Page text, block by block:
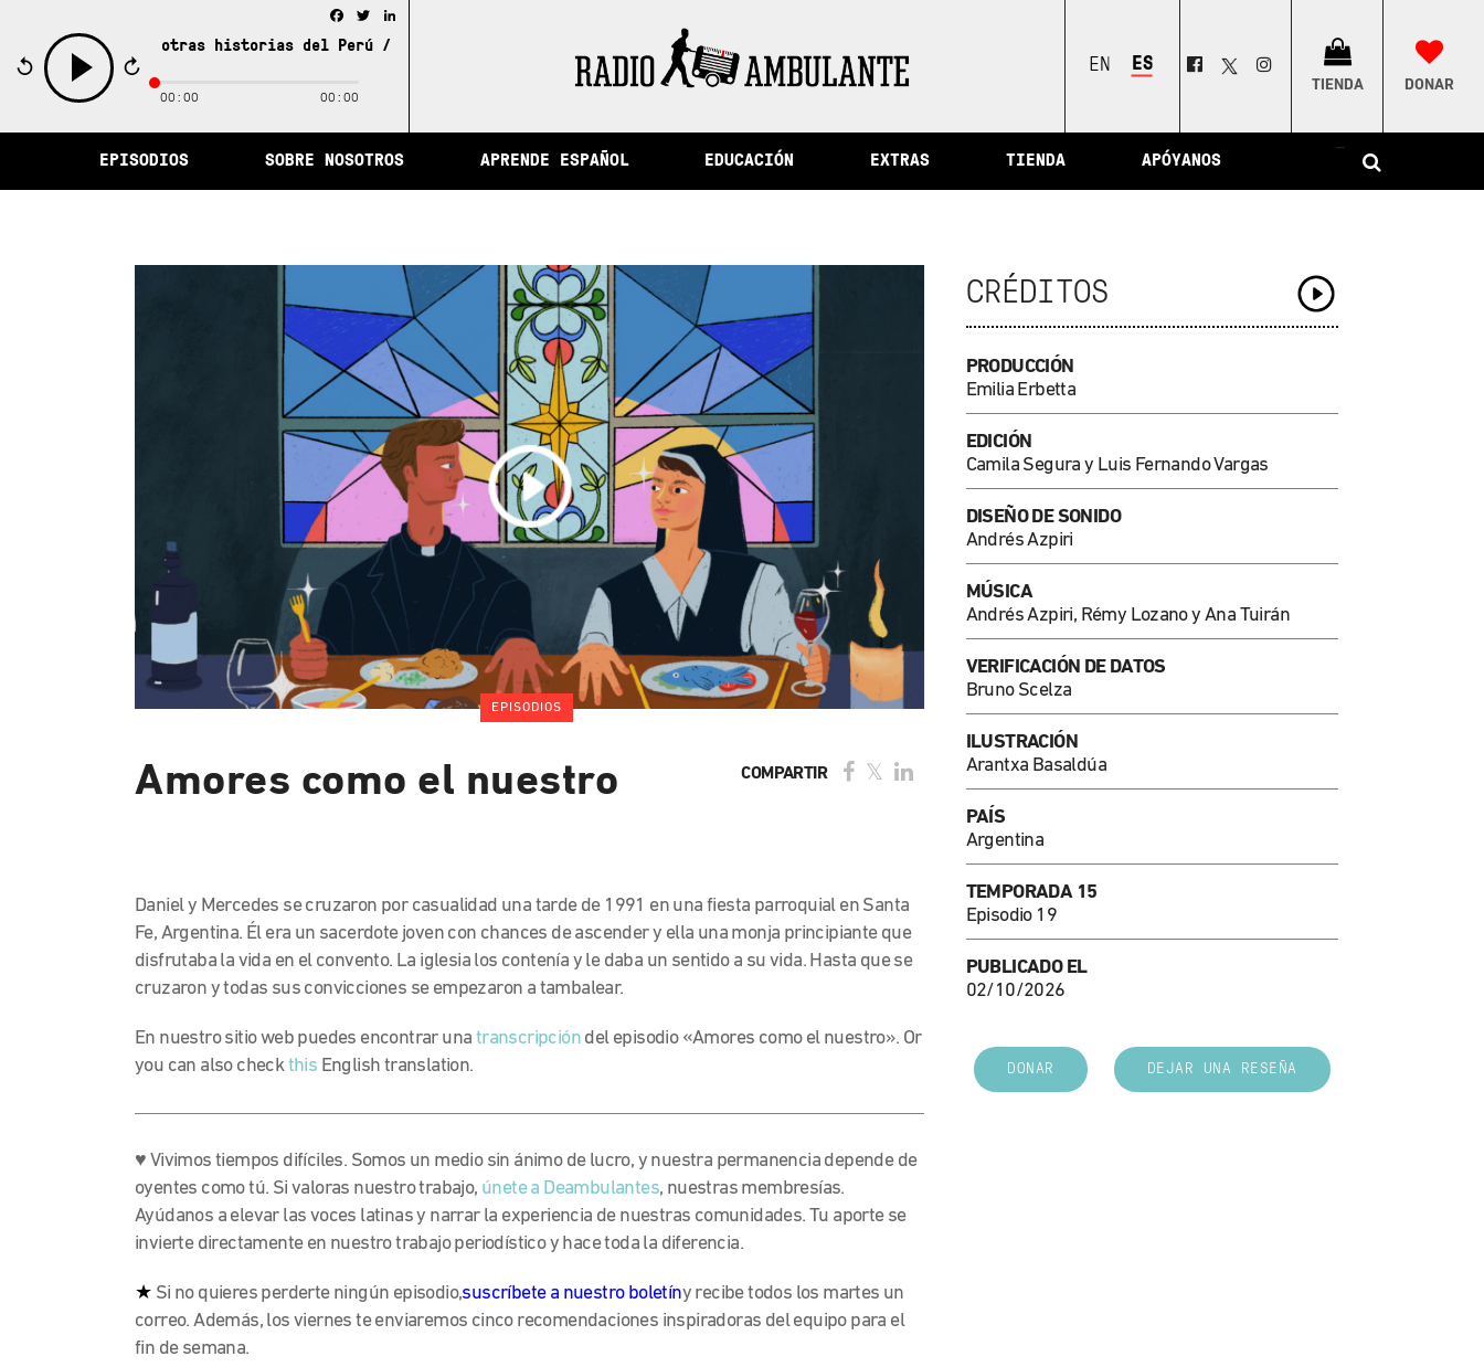
la memoria y otras historias del Perú /La ciudad de la memoria y otras historias del Perú
play
Facebook
Twitter
00:00 00:00
ENGLISHESPAÑOL
TIENDA DONAR
EPISODIOS SOBRE NOSOTROS APRENDE ESPAÑOL EDUCACIÓN EXTRAS TIENDA APÓYANOS
–
EPISODIOS
Amores como el nuestro COMPARTIR
Daniel y Mercedes se cruzaron por casualidad una tarde de 1991 en una fiesta parroquial en Santa
Fe, Argentina. Él era un sacerdote joven con chances de ascender y ella una monja principiante que
disfrutaba la vida en el convento. La iglesia los contenía y le daba un sentido a su vida. Hasta que se
cruzaron y todas sus convicciones se empezaron a tambalear.
En nuestro sitio web puedes encontrar una transcripción del episodio «Amores como el nuestro». Or
you can also checkthis English translation.
♥ Vivimos tiempos difíciles. Somos un medio sin ánimo de lucro, y nuestra permanencia depende de
oyentes como tú. Si valoras nuestro trabajo, únete a Deambulantes, nuestras membresías.
Ayúdanos a elevar las voces latinas y narrar la experiencia de nuestras comunidades. Tu aporte se
invierte directamente en nuestro trabajo periodístico y hace toda la diferencia.
★ Si no quieres perderte ningún episodio,suscríbete a nuestro boletíny recibe todos los martes un
correo. Además, los viernes te enviaremos cinco recomendaciones inspiradoras del equipo para el
fin de semana.
CRÉDITOS
PRODUCCIÓN
Emilia Erbetta
EDICIÓN
Camila Segura y Luis Fernando Vargas
DISEÑO DE SONIDO
Andrés Azpiri
MÚSICA
Andrés Azpiri, Rémy Lozano y Ana Tuirán
VERIFICACIÓN DE DATOS
Bruno Scelza
ILUSTRACIÓN
Arantxa Basaldúa
PAÍS
Argentina
TEMPORADA 15
Episodio 19
PUBLICADO EL
02/10/2026
DONAR DEJAR UNA RESEÑA